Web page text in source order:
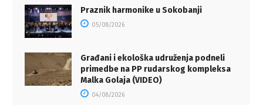
Praznik harmonike u Sokobanji
05/08/2026
Građani i ekološka udruženja podneli
primedbe na PP rudarskog kompleksa
Malka Golaja (VIDEO)
04/08/2026